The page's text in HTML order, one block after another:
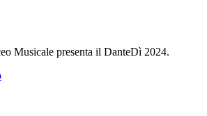
Musicale presenta il DanteDì 2024.